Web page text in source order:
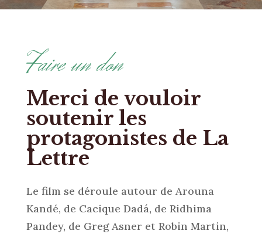
Faire un don
Merci de vouloir
soutenir les
protagonistes de La
Lettre
Le film se déroule autour de Arouna
Kandé, de Cacique Dadá, de Ridhima
Pandey, de Greg Asner et Robin Martin,